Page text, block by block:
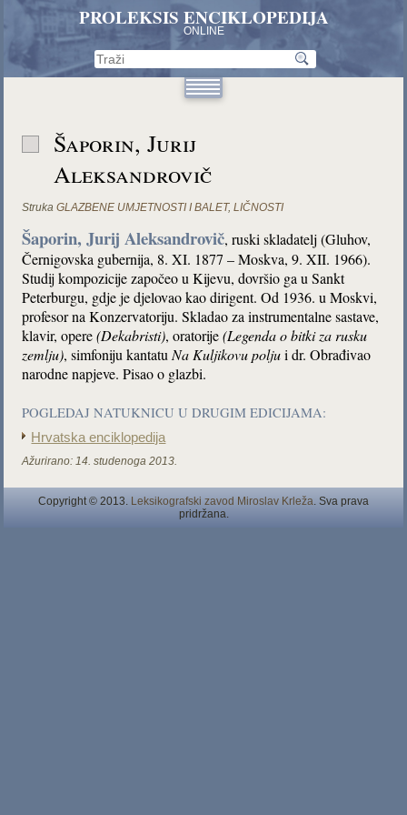
PROLEKSIS ENCIKLOPEDIJA
ONLINE
Šaporin, Jurij
Aleksandrovič
Struka GLAZBENE UMJETNOSTI I BALET,LIČNOSTI
Šaporin, Jurij Aleksandrovič, ruski skladatelj (Gluhov,
Černigovska gubernija, 8. XI. 1877 – Moskva, 9. XII. 1966).
Studij kompozicije započeo u Kijevu, dovršio ga u Sankt
Peterburgu, gdje je djelovao kao dirigent. Od 1936. u Moskvi,
profesor na Konzervatoriju. Skladao za instrumentalne sastave,
klavir, opere(Dekabristi), oratorije(Legenda o bitki za rusku
zemlju), simfoniju kantatu Na Kuljikovu poljui dr. Obrađivao
narodne napjeve. Pisao o glazbi.
POGLEDAJ NATUKNICU U DRUGIM EDICIJAMA:
Hrvatska enciklopedija
Ažurirano: 14. studenoga 2013.
Copyright © 2013. Leksikografski zavod Miroslav Krleža. Sva prava
pridržana.